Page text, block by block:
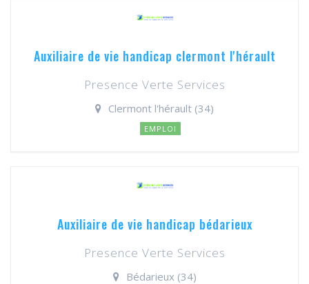
Auxiliaire de vie handicap clermont l'hérault
Presence Verte Services
Clermont l'hérault (34)
EMPLOI
Auxiliaire de vie handicap bédarieux
Presence Verte Services
Bédarieux (34)